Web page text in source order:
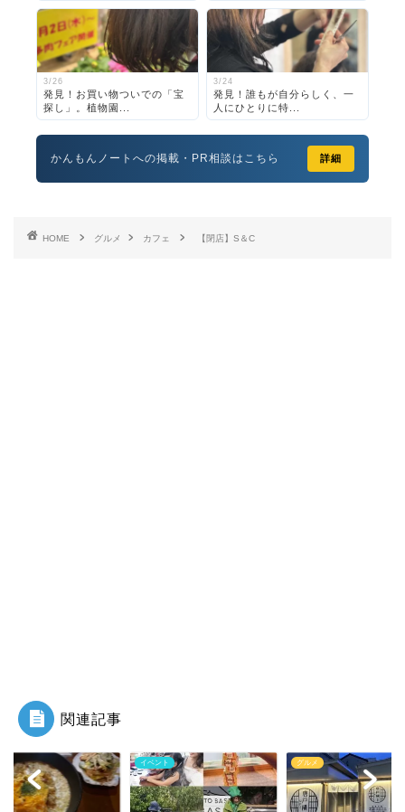
3/26
発見！お買い物ついでの「宝
探し」。植物園...
3/24
発見！誰もが自分らしく、一
人にひとりに特...
かんもんノートへの掲載・PR相談はこちら 詳細
HOME グルメ カフェ 【閉店】S＆C
関連記事
グルメ カフェ